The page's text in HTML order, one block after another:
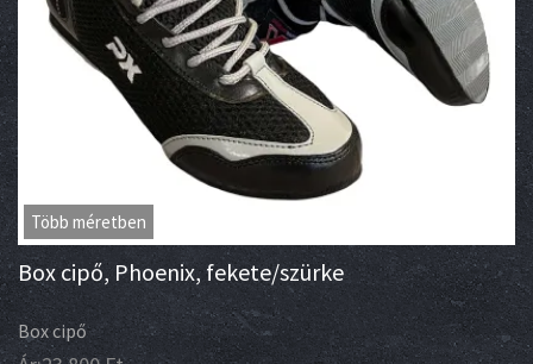
Több méretben
Box cipő, Phoenix, fekete/szürke
Box cipő